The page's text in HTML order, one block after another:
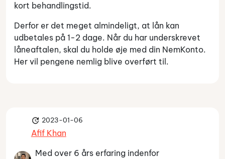
kort behandlingstid.
Derfor er det meget almindeligt, at lån kan
udbetales på 1-2 dage. Når du har underskrevet
låneaftalen, skal du holde øje med din NemKonto.
Her vil pengene nemlig blive overført til.
2023-01-06
Afif Khan
Med over 6 års erfaring indenfor